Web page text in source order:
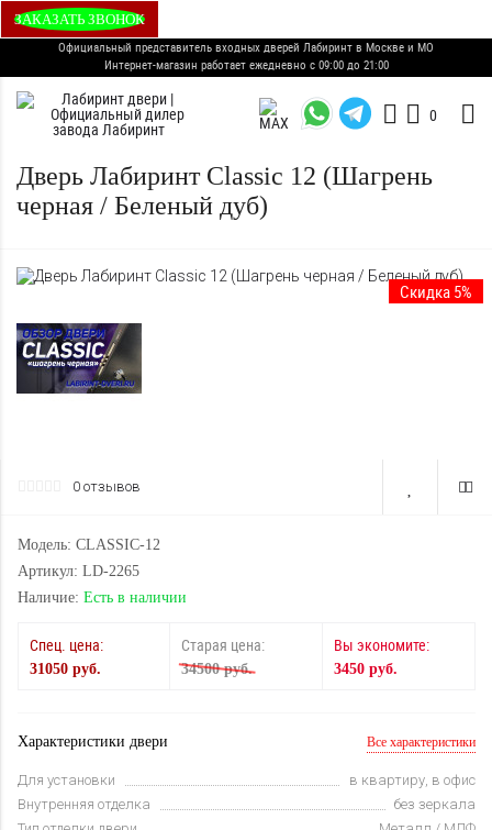
ЗАКАЗАТЬ ЗВОНОК
Официальный представитель входных дверей Лабиринт в Москве и МО
Интернет-магазин работает ежедневно с 09:00 до 21:00
0
Дверь Лабиринт Classic 12 (Шагрень
черная / Беленый дуб)
Скидка 5%
0 отзывов
Модель: CLASSIC-12
Артикул: LD-2265
Наличие: Есть в наличии
Спец. цена:
31050 руб.
Старая цена:
34500 руб.
Вы экономите:
3450 руб.
Характеристики двери Все характеристики
Для установки
в квартиру, в офис
Внутренняя отделка
без зеркала